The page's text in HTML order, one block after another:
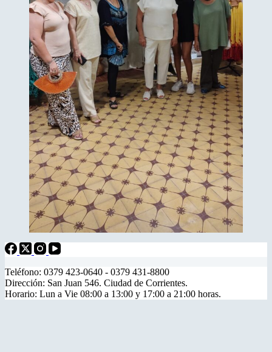
Teléfono: 0379 423-0640 - 0379 431-8800
Dirección: San Juan 546. Ciudad de Corrientes.
Horario: Lun a Vie 08:00 a 13:00 y 17:00 a 21:00 horas.